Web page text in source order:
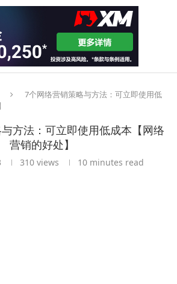
7个网络营销策略与方法：可立即使用低
方法：可立即使用低成本【网络
营销的好处】
310views 10 minutes read